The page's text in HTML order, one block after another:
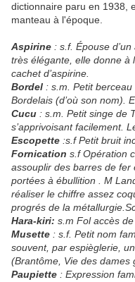
dictionnaire paru en 1938,
manteau à l'époque.
Aspirine : s.f. Épouse
très élégante, elle donne à
cachet d’aspirine.
Bordel : s.m. Petit
Bordelais (d’où son nom).
Cucu : s.m. Petit singe de
s’apprivoisant facilement.
Escopette :s.f Petit bruit
Fornication s.f Opération
assouplir des barres de
portées à ébullition . M
réaliser le chiffre assez
progrés de la
Hara-kiri: s.m Fol accès de
Musette : s.f. Petit nom
souvent, par espièglerie,
(Brantôme, Vie des dames
Paupiette : Expression